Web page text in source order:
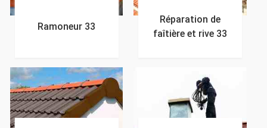
Ramoneur 33
Réparation de
faîtière et rive 33